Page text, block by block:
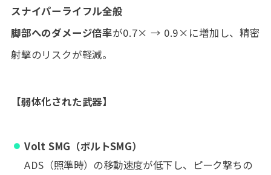
スナイパーライフル全般
脚部へのダメージ倍率が0.7× → 0.9×に増加し、精密
射撃のリスクが軽減。
【弱体化された武器】
Volt SMG（ボルトSMG）
ADS（照準時）の移動速度が低下し、ピーク撃ちの